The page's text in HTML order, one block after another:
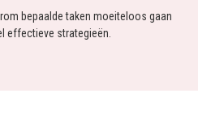
bepaalde taken moeiteloos gaan
effectieve strategieën.